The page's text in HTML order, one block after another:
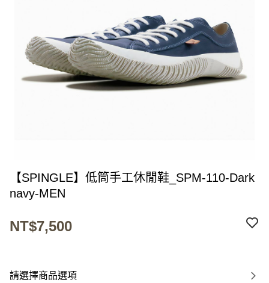
【SPINGLE】低筒手工休閒鞋_SPM-110-Dark
navy-MEN
NT$7,500
請選擇商品選項